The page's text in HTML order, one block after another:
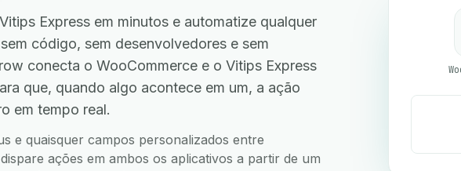
Express em minutos e automatize qualquer
código, sem desenvolvedores e sem
conecta o WooCommerce e o Vitips Express
que, quando algo acontece em um, a ação
em tempo real.
e quaisquer campos personalizados entre
ações em ambos os aplicativos a partir de um